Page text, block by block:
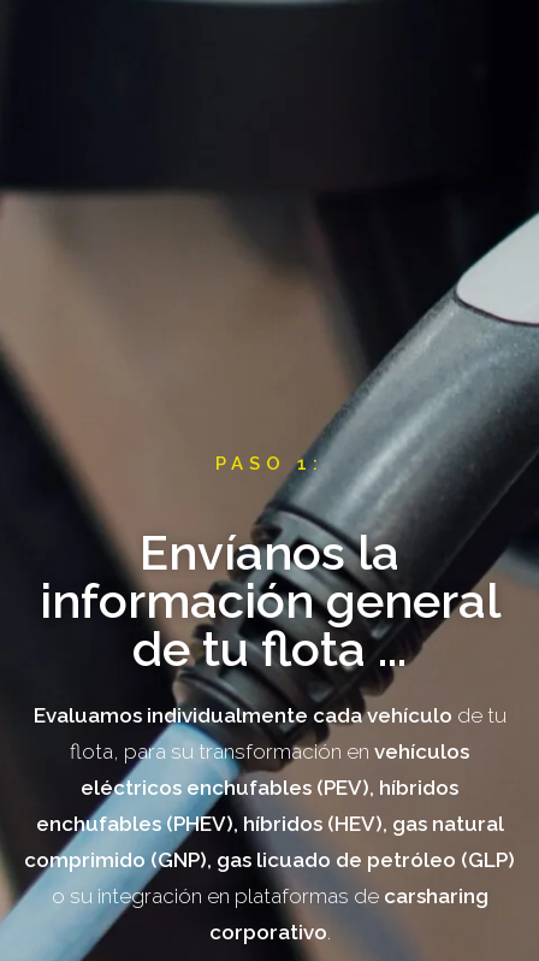
PASO 1:
Envíanos la
información general
de tu flota ...
Evaluamos individualmente cada vehículo de tu
flota, para su transformación en vehículos
eléctricos enchufables (PEV), híbridos
enchufables (PHEV), híbridos (HEV), gas natural
comprimido (GNP), gas licuado de petróleo (GLP)
o su integración en plataformas de carsharing
corporativo.